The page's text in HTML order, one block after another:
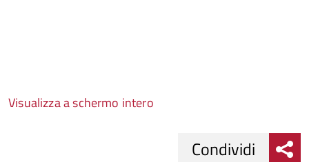
Visualizza a schermo intero
Condividi